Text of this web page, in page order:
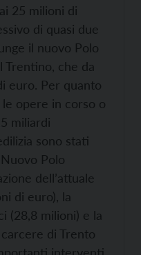
25 milioni di
di quasi due
il nuovo Polo
Trentino, che da
euro. Per quanto
opere in corso o
miliardi
sono stati
Polo
dell’attuale
di euro), la
(28,8 milioni) e la
di Trento
interventi